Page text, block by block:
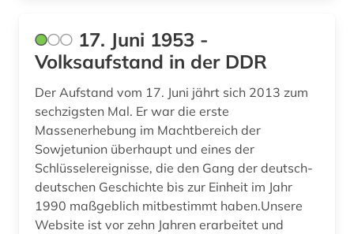
arkadien (1)
arktis (5)
armeezeitungen (1)
armenfürsorge (4)
armenien (2)
armenien (west) (1)
17. Juni 1953 -
Volksaufstand in der DDR
Der Aufstand vom 17. Juni jährt sich 2013 zum
sechzigsten Mal. Er war die erste
Massenerhebung im Machtbereich der
Sowjetunion überhaupt und eines der
Schlüsselereignisse, die den Gang der deutsch-
deutschen Geschichte bis zur Einheit im Jahr
1990 maßgeblich mitbestimmt haben.Unsere
Website ist vor zehn Jahren erarbeitet und